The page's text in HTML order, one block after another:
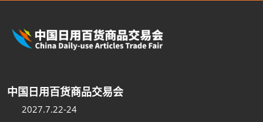
中国日用百货商品交易会
2027.7.22-24